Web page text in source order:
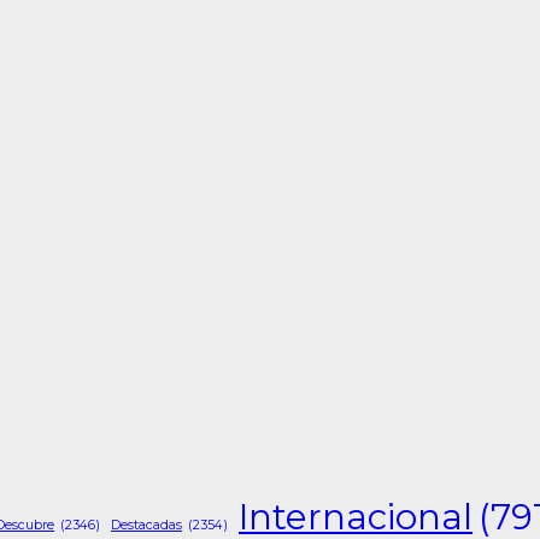
(2346) Destacadas (2354) Internacional